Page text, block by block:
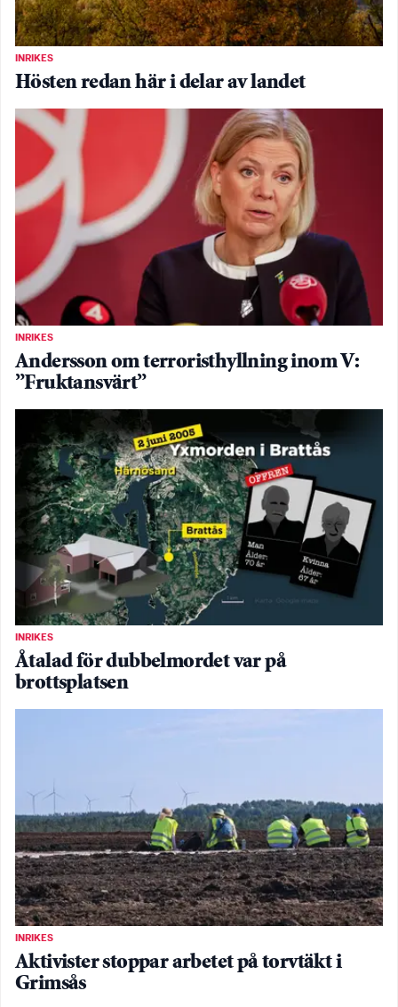
INRIKES
Hösten redan här i delar av landet
INRIKES
Andersson om terroristhyllning inom V:
”Fruktansvärt”
INRIKES
Åtalad för dubbelmordet var på
brottsplatsen
INRIKES
Aktivister stoppar arbetet på torvtäkt i
Grimsås